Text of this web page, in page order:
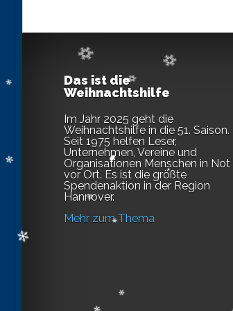
Das ist die
Weihnachtshilfe
Im Jahr 2025 geht die
Weihnachtshilfe in die 51. Saison.
Seit 1975 helfen Leser,
Unternehmen, Vereine und
Organisationen Menschen in Not
vor Ort. Es ist die größte
Spendenaktion in der Region
Hannover.
Mehr zum Thema